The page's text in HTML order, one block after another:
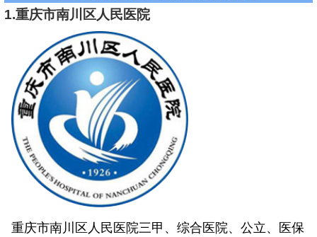
1.重庆市南川区人民医院
重庆市南川区人民医院三甲、综合医院、公立、医保